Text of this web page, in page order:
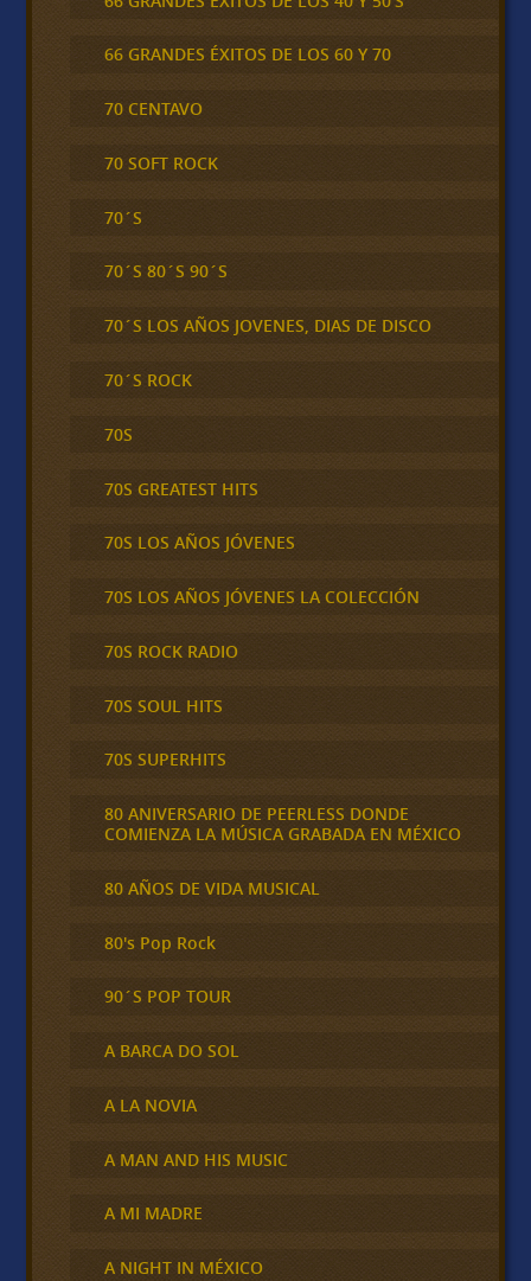
66 GRANDES ÉXITOS DE LOS 60 Y 70
70 CENTAVO
70 SOFT ROCK
70´S
70´S 80´S 90´S
70´S LOS AÑOS JOVENES, DIAS DE DISCO
70´S ROCK
70S
70S GREATEST HITS
70S LOS AÑOS JÓVENES
70S LOS AÑOS JÓVENES LA COLECCIÓN
70S ROCK RADIO
70S SOUL HITS
70S SUPERHITS
80 ANIVERSARIO DE PEERLESS DONDE
COMIENZA LA MÚSICA GRABADA EN MÉXICO
80 AÑOS DE VIDA MUSICAL
80's Pop Rock
90´S POP TOUR
A BARCA DO SOL
A LA NOVIA
A MAN AND HIS MUSIC
A MI MADRE
A NIGHT IN MÉXICO